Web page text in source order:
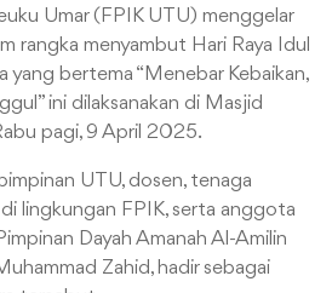
Umar (FPIK UTU) menggelar
rangka menyambut Hari Raya Idul
yang bertema “Menebar Kebaikan,
ini dilaksanakan di Masjid
pagi, 9 April 2025.
UTU, dosen, tenaga
lingkungan FPIK, serta anggota
Dayah Amanah Al-Amilin
Zahid, hadir sebagai